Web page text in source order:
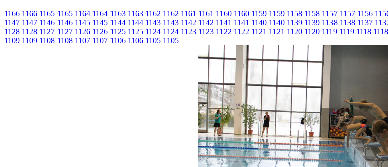
1166 1166 1165 1165 1164 1164 1163 1163 1162 1162 1161 1161 1160 1160 1159 1159 1158 1158 1157 1157 1156
1147 1147 1146 1146 1145 1145 1144 1144 1143 1143 1142 1142 1141 1141 1140 1140 1139 1139 1138 1138 1137
1128 1128 1127 1127 1126 1126 1125 1125 1124 1124 1123 1123 1122 1122 1121 1121 1120 1120 1119 1119 1118 1118
1109 1109 1108 1108 1107 1107 1106 1106 1105 1105